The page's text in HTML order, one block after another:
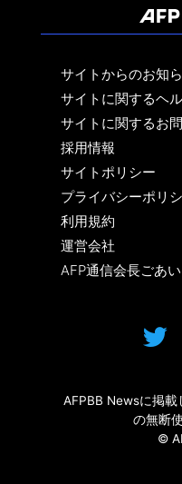
サイトからのお知
サイトに関するヘ
サイトに関するお
採用情報
サイトポリシー
プライバシーポリ
利用規約
運営会社
AFP通信会長ごあ
AFPBB Newsに掲
の無断
©